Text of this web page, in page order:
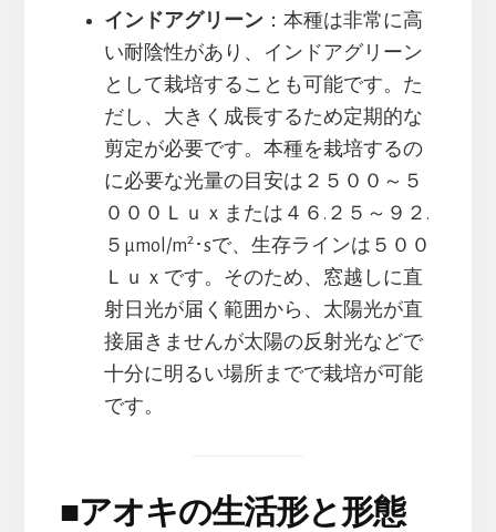
インドアグリーン：本種は非常に高
い耐陰性があり、インドアグリーン
として栽培することも可能です。た
だし、大きく成長するため定期的な
剪定が必要です。本種を栽培するの
に必要な光量の目安は２５００～５
０００Ｌｕｘまたは４６.２５～９２.
５μmol/m2･sで、生存ラインは５００
Ｌｕｘです。そのため、窓越しに直
射日光が届く範囲から、太陽光が直
接届きませんが太陽の反射光などで
十分に明るい場所までで栽培が可能
です。
■アオキの生活形と形態